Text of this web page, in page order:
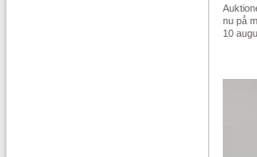
nu på
10